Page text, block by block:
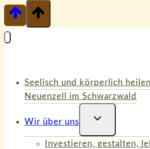
Seelisch und körperlich
Neuenzell im Schwarzwald
Wir über uns
Untermenü
Investieren, gestalten,